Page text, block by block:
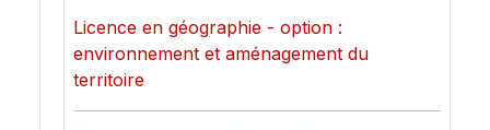
Licence en géographie - option :
environnement et aménagement du
territoire